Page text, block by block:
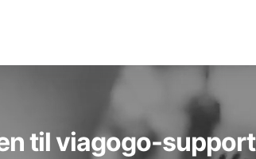
til viagogo-support